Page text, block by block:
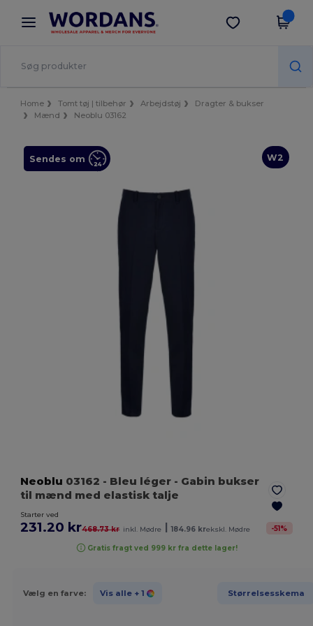
× Wordans-app
Bedre priser i appen!
Hent app
Home Tomt tøj | tilbehør Arbejdstøj
Dragter & bukser
Mænd
Neoblu 03162
W2
Sendes om
Neoblu 03162 - Bleu léger - Gabin bukser
til mænd med elastisk talje
Starter ved
231.20 kr468.73 kr inkl. Mødre 184.96 krekskl. Mødre -51%
Gratis fragt ved 999 kr fra dette lager!
Vælg en farve: Vis alle + 1 Størrelsesskema